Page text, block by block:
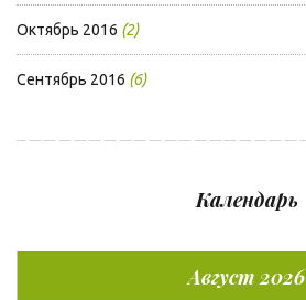
Октябрь 2016 (2)
Сентябрь 2016 (6)
Календарь
Август 2026